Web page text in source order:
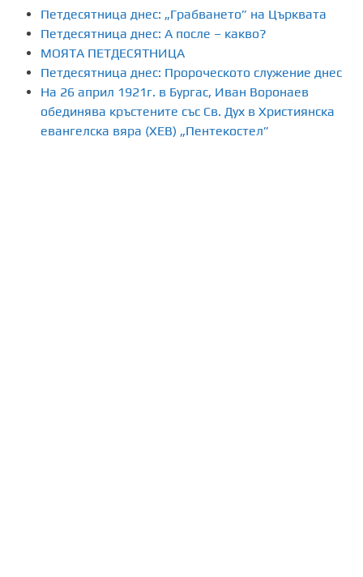
н
е
н
Петдесятница днес: „Грабването” на Църквата
Петдесятница днес: А после – какво?
МОЯТА ПЕТДЕСЯТНИЦА
Петдесятница днес: Пророческото служение днес
На 26 април 1921г. в Бургас, Иван Воронаев
обединява кръстените със Св. Дух в Християнска
евангелска вяра (ХЕВ) „Пентекостел”